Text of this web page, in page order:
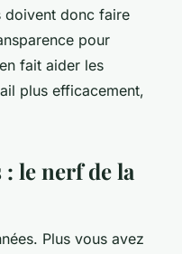
doivent donc faire
pour
fait aider les
plus efficacement,
: le nerf de la
Plus vous avez